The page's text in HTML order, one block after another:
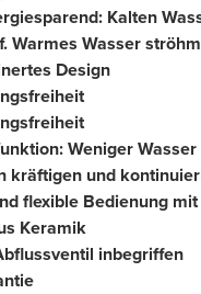
Kalten
Warmes Wasser
Design
Weniger
kräftigen und
flexible Bedienung
Keramik
inbegriffen